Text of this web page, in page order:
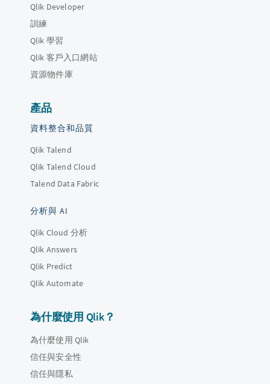
Qlik Developer
訓練
Qlik 學習
Qlik 客戶入口網站
資源物件庫
產品
資料整合和品質
Qlik Talend
Qlik Talend Cloud
Talend Data Fabric
分析與 AI
Qlik Cloud 分析
Qlik Answers
Qlik Predict
Qlik Automate
為什麼使用 Qlik？
為什麼使用 Qlik
信任與安全性
信任與隱私